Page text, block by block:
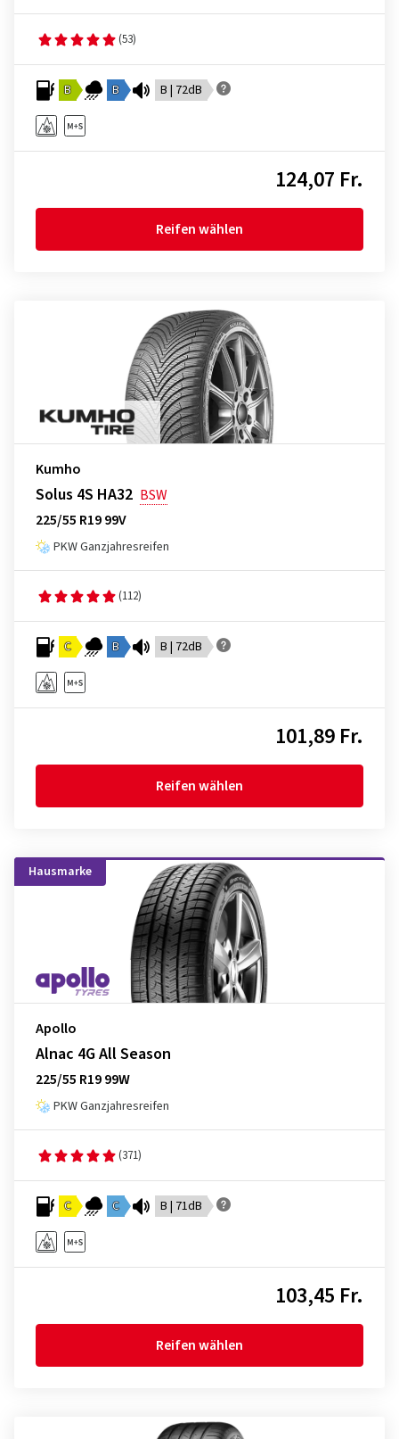
(53)
B B B | 72dB
124,07 Fr.
Reifen wählen
Kumho
Solus 4S HA32 BSW
225/55 R19 99V
PKW Ganzjahresreifen
(112)
C B B | 72dB
101,89 Fr.
Reifen wählen
Hausmarke
Apollo
Alnac 4G All Season
225/55 R19 99W
PKW Ganzjahresreifen
(371)
C C B | 71dB
103,45 Fr.
Reifen wählen